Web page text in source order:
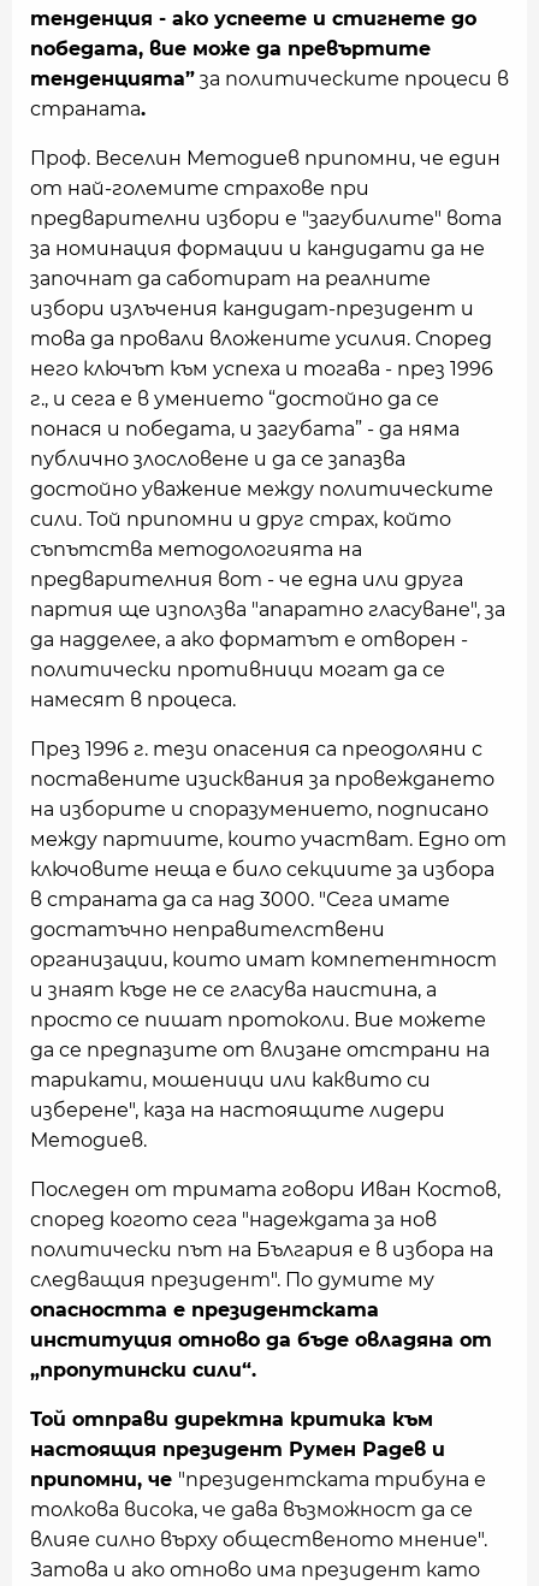
тенденция - ако успеете и стигнете до
победата, вие може да превъртите
тенденцията” за политическите процеси в
страната.
Проф. Веселин Методиев припомни, че един
от най-големите страхове при
предварителни избори е "загубилите" вота
за номинация формации и кандидати да не
започнат да саботират на реалните
избори излъчения кандидат-президент и
това да провали вложените усилия. Според
него ключът към успеха и тогава - през 1996
г., и сега е в умението “достойно да се
понася и победата, и загубата” - да няма
публично злословене и да се запазва
достойно уважение между политическите
сили. Той припомни и друг страх, който
съпътства методологията на
предварителния вот - че една или друга
партия ще използва "апаратно гласуване", за
да надделее, а ако форматът е отворен -
политически противници могат да се
намесят в процеса.
През 1996 г. тези опасения са преодоляни с
поставените изисквания за провеждането
на изборите и споразумението, подписано
между партиите, които участват. Едно от
ключовите неща е било секциите за избора
в страната да са над 3000. "Сега имате
достатъчно неправителствени
организации, които имат компетентност
и знаят къде не се гласува наистина, а
просто се пишат протоколи. Вие можете
да се предпазите от влизане отстрани на
тарикати, мошеници или каквито си
изберене", каза на настоящите лидери
Методиев.
Последен от тримата говори Иван Костов,
според когото сега "надеждата за нов
политически път на България е в избора на
следващия президент". По думите му
опасността е президентската
институция отново да бъде овладяна от
„пропутински сили“.
Той отправи директна критика към
настоящия президент Румен Радев и
припомни, че "президентската трибуна е
толкова висока, че дава възможност да се
влияе силно върху общественото мнение".
Затова и ако отново има президент като